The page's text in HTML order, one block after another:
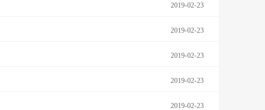
2019-02-23
2019-02-23
2019-02-23
2019-02-23
2019-02-23